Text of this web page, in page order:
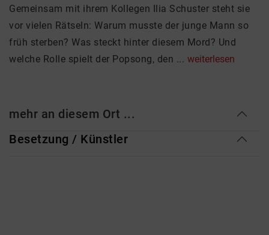
Gemeinsam mit ihrem Kollegen Ilia Schuster steht sie
vor vielen Rätseln: Warum musste der junge Mann so
früh sterben? Was steckt hinter diesem Mord? Und
welche Rolle spielt der Popsong, den ... weiterlesen
mehr an diesem Ort ...
Besetzung / Künstler